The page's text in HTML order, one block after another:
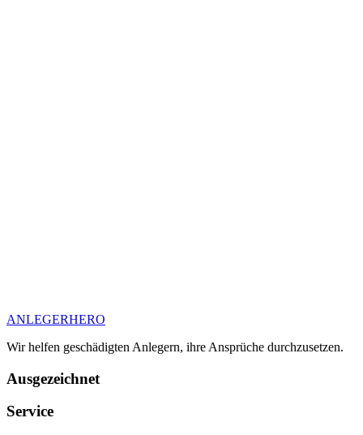
ANLEGERHERO
Wir helfen geschädigten Anlegern, ihre Ansprüche durchzusetzen.
Ausgezeichnet
Service